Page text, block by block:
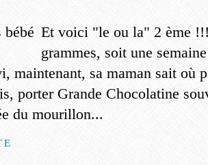
Et voici "le ou la" 2 ème
grammes, soit une
maintenant, sa maman sait où
porter Grande Chocolatine
du mourillon...